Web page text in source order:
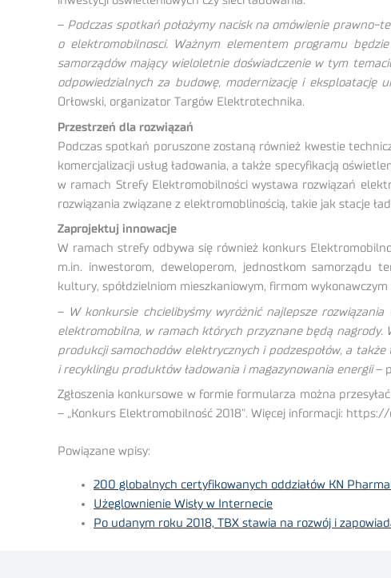
– Podczas spotkań położymy nacisk na omówienie
o elektromobilnosci. Ważnym elementem programu
samorządów mający wieloletnie doświadczenie w tym
odpowiedzialnych za budowę, modernizację i
Orłowski, organizator Targów Elektrotechnika.
Przestrzeń dla rozwiązań
Podczas spotkań poruszone zostaną również kwestie
komercjalizacji usług ładowania, a także specyfikacją
w ramach Strefy Elektromobilności wystawa rozwiązań
rozwiązania związane z elektromoblinością, takie jak stacje
Zaprojektuj innowacje
W ramach strefy odbywa się również konkurs
m.in. inwestorom, deweloperom, jednostkom samorządu
kultury, spółdzielniom mieszkaniowym, firmom
–
W konkursie chcielibyśmy wyróżnić najlepsze
elektromobilna, w ramach których przyznane będą nagrody.
produkcji samochodów elektrycznych i podzespołów, a
i recyklingu produktów ładowania i magazynowania energii–
Zgłoszenia konkursowe w formie formularza można
– „Konkurs Elektromobilność 2018”. Więcej informacji:
Powiązane wpisy:
200 globalnych certyfikowanych oddziałów KN
Użeglownienie Wisły w Internecie
Po udanym roku 2018, TBX stawia na rozwój i